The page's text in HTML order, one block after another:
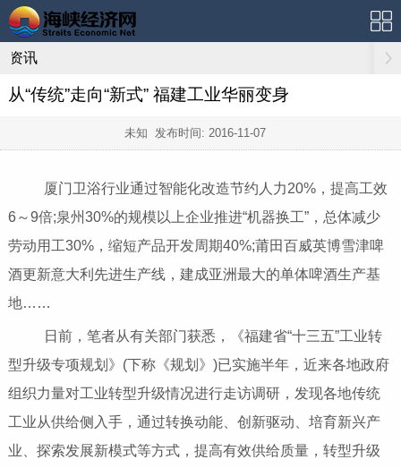
资讯
从“传统”走向“新式” 福建工业华丽变身
未知 发布时间: 2016-11-07
厦门卫浴行业通过智能化改造节约人力20%，提高工效
6～9倍;泉州30%的规模以上企业推进“机器换工”，总体减少
劳动用工30%，缩短产品开发周期40%;莆田百威英博雪津啤
酒更新意大利先进生产线，建成亚洲最大的单体啤酒生产基
地……
日前，笔者从有关部门获悉，《福建省“十三五”工业转
型升级专项规划》(下称《规划》)已实施半年，近来各地政府
组织力量对工业转型升级情况进行走访调研，发现各地传统
工业从供给侧入手，通过转换动能、创新驱动、培育新兴产
业、探索发展新模式等方式，提高有效供给质量，转型升级